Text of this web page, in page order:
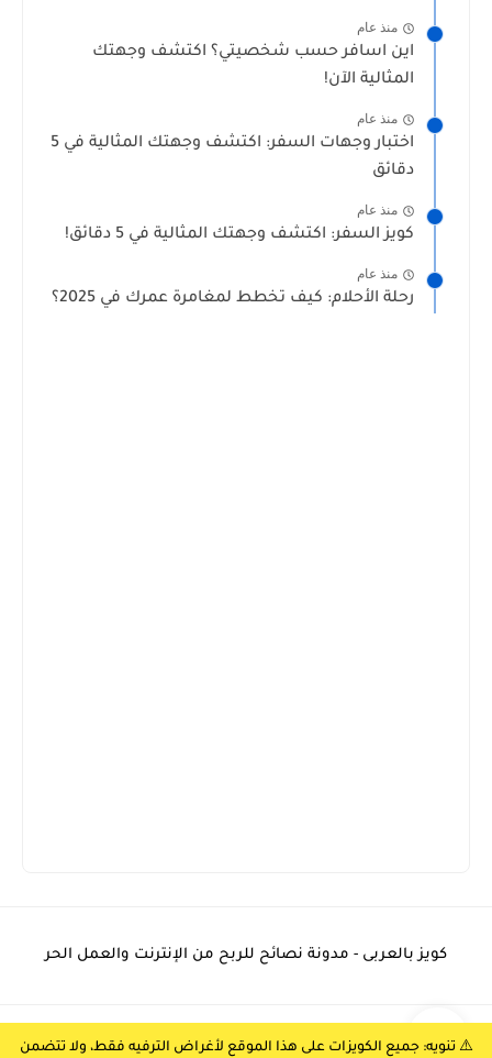
منذ عام
اين اسافر حسب شخصيتي؟ اكتشف وجهتك
المثالية الآن!
منذ عام
اختبار وجهات السفر: اكتشف وجهتك المثالية في 5
دقائق
منذ عام
كويز السفر: اكتشف وجهتك المثالية في 5 دقائق!
منذ عام
رحلة الأحلام: كيف تخطط لمغامرة عمرك في 2025؟
كويز بالعربى - مدونة نصائح للربح من الإنترنت والعمل الحر
⚠️ تنويه: جميع الكويزات على هذا الموقع لأغراض الترفيه فقط، ولا تتضمن
جميع الحقوق محفوظة © كويز بالعربي